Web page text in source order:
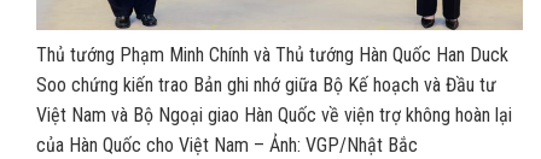
Thủ tướng Phạm Minh Chính và Thủ tướng Hàn Quốc Han Duck
Soo chứng kiến trao Bản ghi nhớ giữa Bộ Kế hoạch và Đầu tư
Việt Nam và Bộ Ngoại giao Hàn Quốc về viện trợ không hoàn lại
của Hàn Quốc cho Việt Nam – Ảnh: VGP/Nhật Bắc